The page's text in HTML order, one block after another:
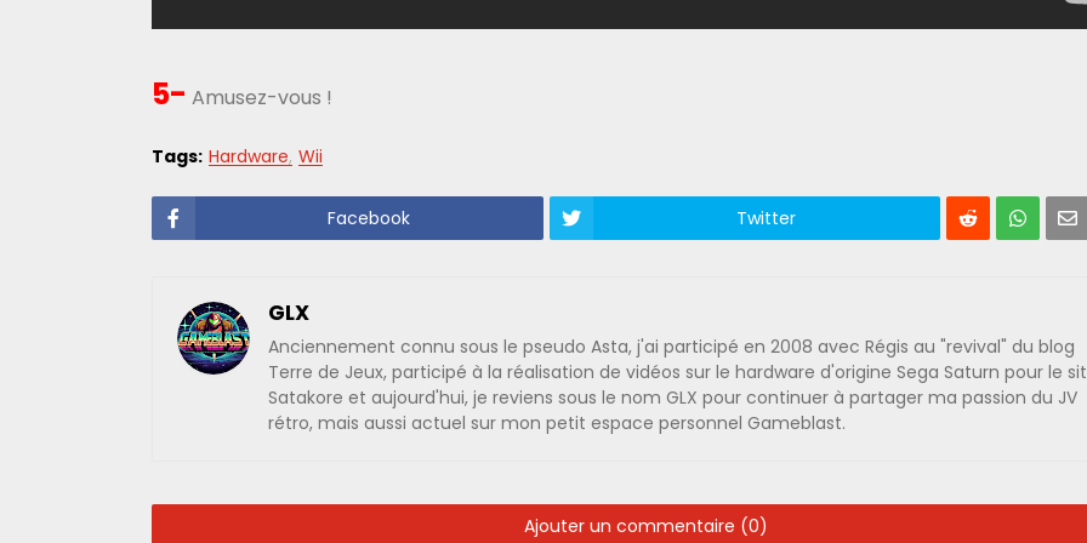
5- Amusez-vous !
Tags: Hardware Wii
Facebook Twitter
GLX
Anciennement connu sous le pseudo Asta, j'ai participé en 2008 avec Régis au "revival" du blog
Terre de Jeux, participé à la réalisation de vidéos sur le hardware d'origine Sega Saturn pour le
Satakore et aujourd'hui, je reviens sous le nom GLX pour continuer à partager ma passion du JV
rétro, mais aussi actuel sur mon petit espace personnel Gameblast.
Ajouter un commentaire (0)